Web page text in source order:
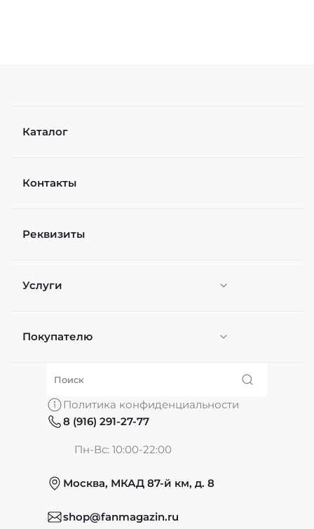
Каталог
Контакты
Реквизиты
Услуги
Персонификация
Покупателю
О нас
Обмен и возврат
Политика конфиденциальности
8 (916) 291-27-77
Пн-Вс: 10:00-22:00
Москва, МКАД 87-й км, д. 8
shop@fanmagazin.ru